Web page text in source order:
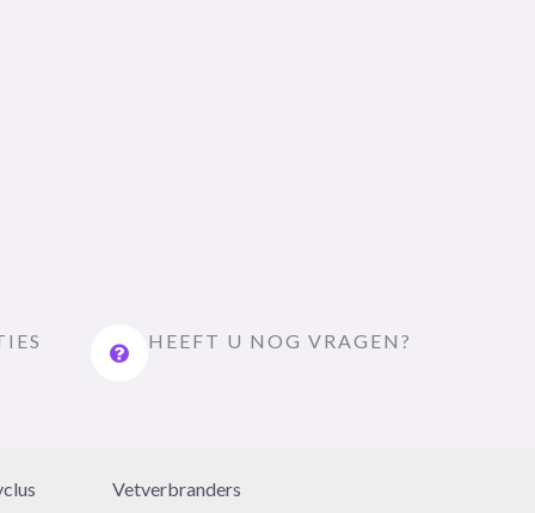
HEEFT U NOG VRAGEN?
Vetverbranders